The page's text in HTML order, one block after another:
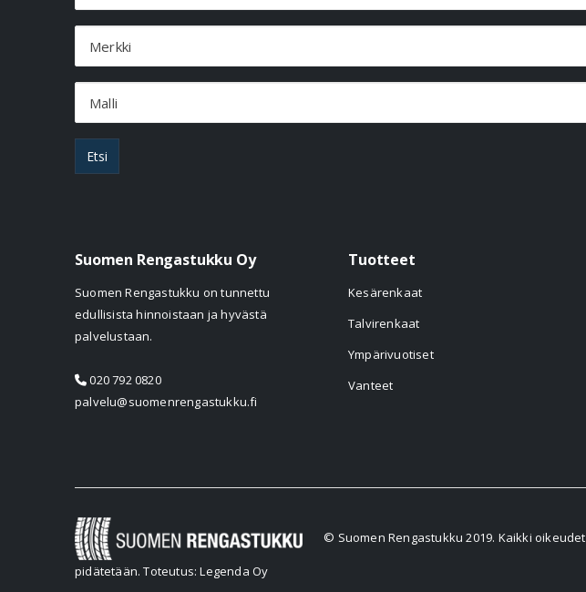
Merkki
Malli
Etsi
Suomen Rengastukku Oy
Suomen Rengastukku on tunnettu
edullisista hinnoistaan ja hyvästä
palvelustaan.
020 792 0820
palvelu@suomenrengastukku.fi
Tuotteet
Kesärenkaat
Talvirenkaat
Ympärivuotiset
Vanteet
© Suomen Rengastukku 2019. Kaikki oikeudet
pidätetään.Toteutus: Legenda Oy